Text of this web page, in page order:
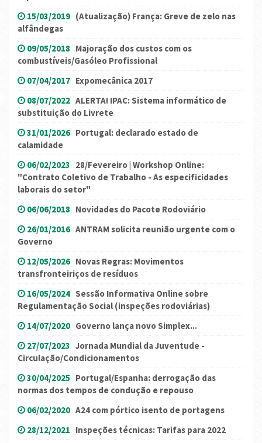
15/03/2019 (Atualização) França: Greve de zelo nas
alfândegas
09/05/2018 Majoração dos custos com os
combustíveis/Gasóleo Profissional
07/04/2017 Expomecânica 2017
08/07/2022 ALERTA! IPAC: Sistema informático de
substituição do Livrete
31/01/2026 Portugal: declarado estado de
calamidade
06/02/2023 28/Fevereiro | Workshop Online:
"Contrato Coletivo de Trabalho - As especificidades
laborais do setor"
06/06/2018 Novidades do Pacote Rodoviário
26/01/2016 ANTRAM solicita reunião urgente com o
Governo
12/05/2026 Novas Regras: Movimentos
transfronteiriços de resíduos
16/05/2024 Sessão Informativa Online sobre
Regulamentação Social (inspeções rodoviárias)
14/07/2020 Governo lança novo Simplex...
27/07/2023 Jornada Mundial da Juventude -
Circulação/Condicionamentos
30/04/2025 Portugal/Espanha: derrogação das
normas dos tempos de condução e repouso
06/02/2020 A24 com pórtico isento de portagens
28/12/2021 Inspeções técnicas: Tarifas para 2022